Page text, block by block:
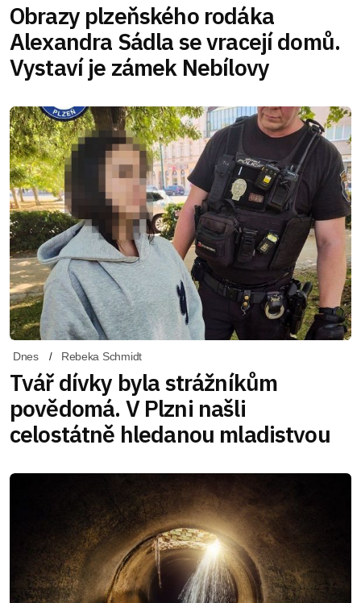
Obrazy plzeňského rodáka
Alexandra Sádla se vracejí domů.
Vystaví je zámek Nebílovy
Dnes Rebeka Schmidt
Tvář dívky byla strážníkům
povědomá. V Plzni našli
celostátně hledanou mladistvou